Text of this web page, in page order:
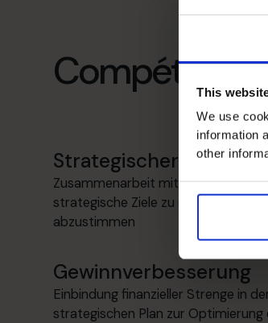
This
We use
information
other
Strategischer Denker
Zusammenarbeit mit dem
strategische Ziele zu erweitern, zu
abzustimmen
Gewinnverbesserung
Einbindung finanzieller Strenge in
strategischen Plan zur Optimierung